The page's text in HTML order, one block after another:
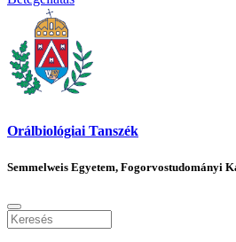
Orálbiológiai Tanszék
Semmelweis Egyetem, Fogorvostudományi